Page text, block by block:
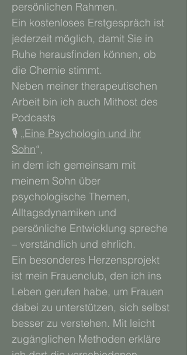
persönlichen Rahmen.
Ein kostenloses Erstgespräch ist
jederzeit möglich, damit Sie in
Ruhe herausfinden können, ob
die Chemie stimmt.
Neben meiner therapeutischen
Arbeit bin ich auch Mithost des
Podcasts
🎙️ „Eine Psychologin und ihr
Sohn“,
in dem ich gemeinsam mit
meinem Sohn über
psychologische Themen,
Alltagsdynamiken und
persönliche Entwicklung spreche
– verständlich und ehrlich.
Ein besonderes Herzensprojekt
ist mein Frauenclub, den ich ins
Leben gerufen habe, um Frauen
dabei zu unterstützen, sich selbst
besser zu verstehen. Mit leicht
zugänglichen Methoden erkläre